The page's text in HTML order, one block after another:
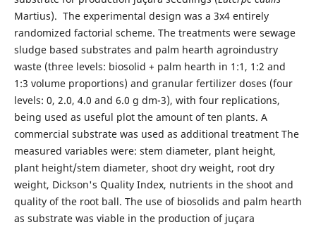
Martius). The experimental design was a 3x4 entirely
randomized factorial scheme. The treatments were sewage
sludge based substrates and palm hearth agroindustry
waste (three levels: biosolid + palm hearth in 1:1, 1:2 and
1:3 volume proportions) and granular fertilizer doses (four
levels: 0, 2.0, 4.0 and 6.0 g dm-3), with four replications,
being used as useful plot the amount of ten plants. A
commercial substrate was used as additional treatment The
measured variables were: stem diameter, plant height,
plant height/stem diameter, shoot dry weight, root dry
weight, Dickson's Quality Index, nutrients in the shoot and
quality of the root ball. The use of biosolids and palm hearth
as substrate was viable in the production of juçara